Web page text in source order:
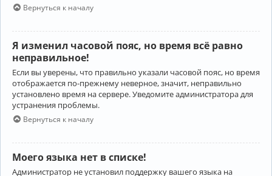
Вернуться к началу
Я изменил часовой пояс, но время всё равно
неправильное!
Если вы уверены, что правильно указали часовой пояс, но время
отображается по-прежнему неверное, значит, неправильно
установлено время на сервере. Уведомите администратора для
устранения проблемы.
Вернуться к началу
Моего языка нет в списке!
Администратор не установил поддержку вашего языка на